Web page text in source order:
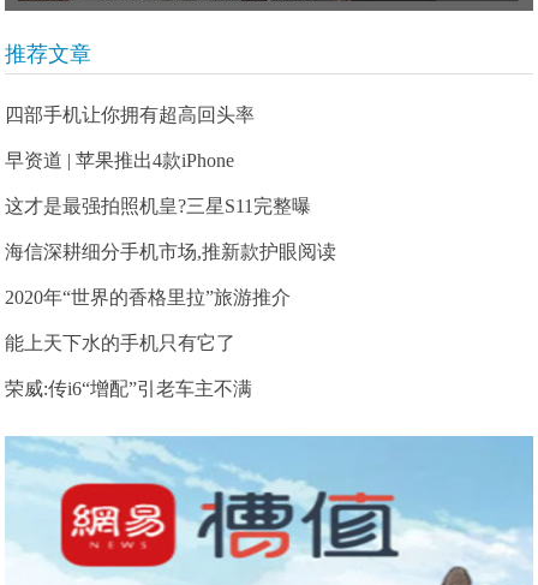
推荐文章
四部手机让你拥有超高回头率
早资道 | 苹果推出4款iPhone
这才是最强拍照机皇?三星S11完整曝
海信深耕细分手机市场,推新款护眼阅读
2020年“世界的香格里拉”旅游推介
能上天下水的手机只有它了
荣威:传i6“增配”引老车主不满